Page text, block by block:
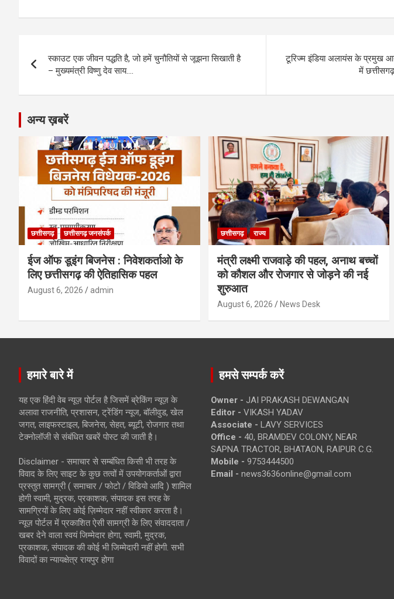
ce
o
o
k
se
g
er
at
A
p
p
e
a
ail py
n
ar
navigation
स्काउट एक जीवन पद्धति है, जो हमें चुनौतियों से जूझना सिखाती है
– मुख्यमंत्री विष्णु देव साय….
टूरिज्म इंडिया अलायंस के प्रमुख
में छत्तीसगढ़
अन्य ख़बरें
छत्तीसगढ़ छत्तीसगढ़ जनसंपर्क
ईज ऑफ डूइंग बिजनेस : निवेशकर्ताओ के
लिए छत्तीसगढ़ की ऐतिहासिक पहल
August 6, 2026 admin
छत्तीसगढ़ राज्य
मंत्री लक्ष्मी राजवाड़े की पहल, अनाथ बच्चों
को कौशल और रोजगार से जोड़ने की नई
शुरुआत
August 6, 2026 News Desk
हमारे बारे में
यह एक हिंदी वेब न्यूज़ पोर्टल है जिसमें ब्रेकिंग न्यूज़ के
अलावा राजनीति, प्रशासन, ट्रेंडिंग न्यूज, बॉलीवुड, खेल
जगत, लाइफस्टाइल, बिजनेस, सेहत, ब्यूटी, रोजगार तथा
टेक्नोलॉजी से संबंधित खबरें पोस्ट की जाती है।
Disclaimer - समाचार से सम्बंधित किसी भी तरह के
विवाद के लिए साइट के कुछ तत्वों में उपयोगकर्ताओं द्वारा
प्रस्तुत सामग्री ( समाचार / फोटो / विडियो आदि ) शामिल
होगी स्वामी, मुद्रक, प्रकाशक, संपादक इस तरह के
सामग्रियों के लिए कोई ज़िम्मेदार नहीं स्वीकार करता है।
न्यूज़ पोर्टल में प्रकाशित ऐसी सामग्री के लिए संवाददाता /
खबर देने वाला स्वयं जिम्मेदार होगा, स्वामी, मुद्रक,
प्रकाशक, संपादक की कोई भी जिम्मेदारी नहीं होगी. सभी
विवादों का न्यायक्षेत्र रायपुर होगा
हमसे सम्पर्क करें
Owner - JAI PRAKASH DEWANGAN
Editor - VIKASH YADAV
Associate - LAVY SERVICES
Office - 40, BRAMDEV COLONY, NEAR
SAPNA TRACTOR, BHATAON, RAIPUR C.G.
Mobile - 9753444500
Email - news3636online@gmail.com